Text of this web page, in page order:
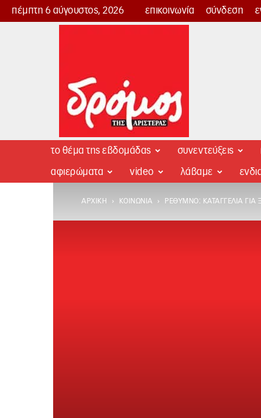
πέμπτη 6 αύγουστος, 2026 επικοινωνία σύνδεση
Δρόμος
το θέμα της εβδομάδας συνεντεύξεις
αφιερώματα video λάβαμε
ΑΡΧΙΚΉ ΚΟΙΝΩΝΊΑ ΡΈΘΥΜΝΟ: ΚΑΤΑΓΓΕΛΊΑ